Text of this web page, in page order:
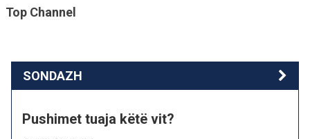
Top Channel
SONDAZH
Pushimet tuaja këtë vit?